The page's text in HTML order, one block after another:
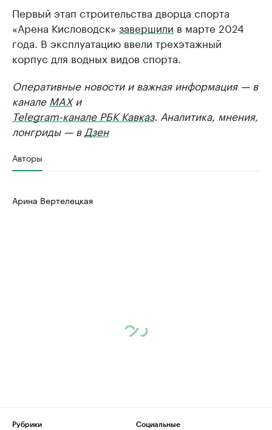
Первый этап строительства дворца спорта
«Арена Кисловодск» завершили в марте 2024
года. В эксплуатацию ввели трехэтажный
корпус для водных видов спорта.
Оперативные новости и важная информация — в
канале MAXи
Telegram-канале РБК Кавказ. Аналитика, мнения,
лонгриды — в Дзен
Авторы
Арина Вертелецкая
Рубрики
Социальные